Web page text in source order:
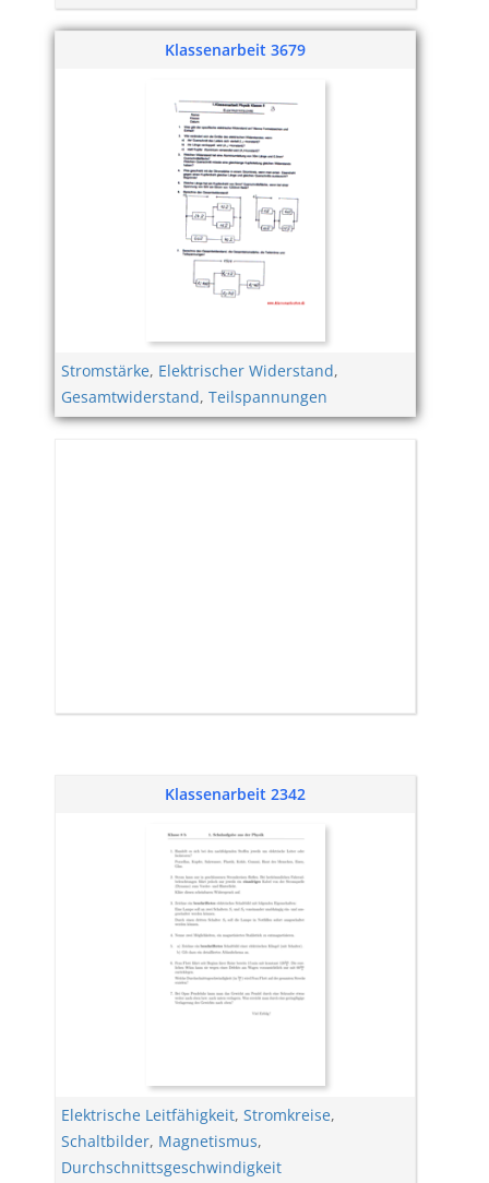
Klassenarbeit 3679
Stromstärke, Elektrischer Widerstand,
Gesamtwiderstand, Teilspannungen
Klassenarbeit 2342
Elektrische Leitfähigkeit, Stromkreise,
Schaltbilder, Magnetismus,
Durchschnittsgeschwindigkeit